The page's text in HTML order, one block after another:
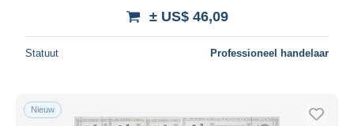
± US$ 46,09
Statuut Professioneel handelaar
Nieuw